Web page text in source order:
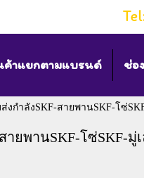
ค้าแยกตามแบรนด์ ช่อ
กำลังSKF-สายพานSKF-โซ่
ยพานSKF-โซ่SKF-มู่